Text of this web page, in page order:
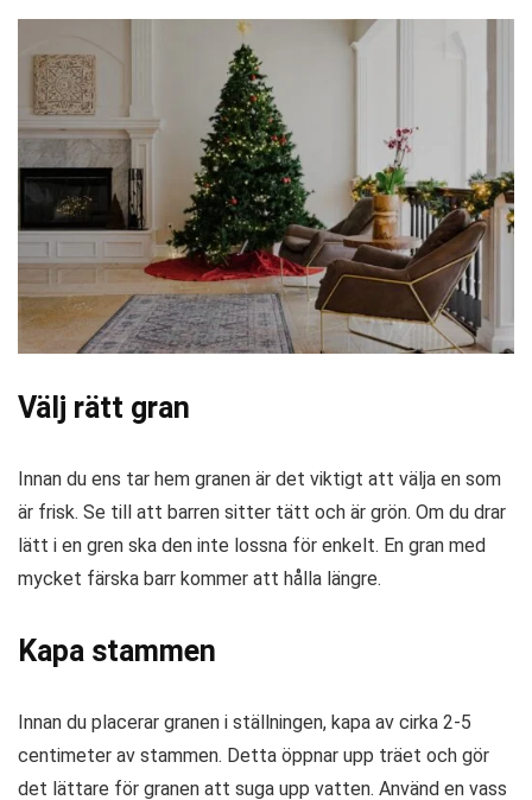
Välj rätt gran
Innan du ens tar hem granen är det viktigt att välja en som
är frisk. Se till att barren sitter tätt och är grön. Om du drar
lätt i en gren ska den inte lossna för enkelt. En gran med
mycket färska barr kommer att hålla längre.
Kapa stammen
Innan du placerar granen i ställningen, kapa av cirka 2-5
centimeter av stammen. Detta öppnar upp träet och gör
det lättare för granen att suga upp vatten. Använd en vass